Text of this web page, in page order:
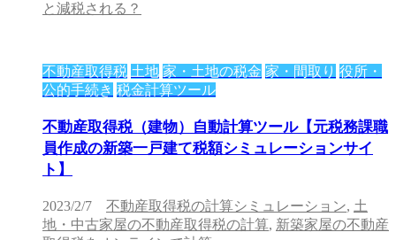
と減税される？
不動産取得税 土地 家・土地の税金 家・間取り 役所・
公的手続き 税金計算ツール
不動産取得税（建物）自動計算ツール【元税務課職
員作成の新築一戸建て税額シミュレーションサイ
ト】
2023/2/7 不動産取得税の計算シミュレーション, 土
地・中古家屋の不動産取得税の計算, 新築家屋の不動産